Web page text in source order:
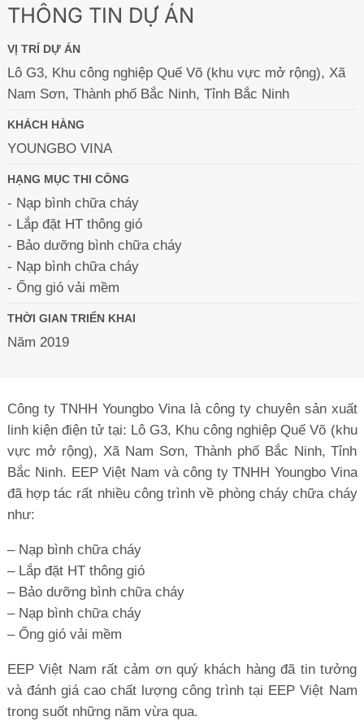
THÔNG TIN DỰ ÁN
VỊ TRÍ DỰ ÁN
Lô G3, Khu công nghiệp Quế Võ (khu vực mở rộng), Xã
Nam Sơn, Thành phố Bắc Ninh, Tỉnh Bắc Ninh
KHÁCH HÀNG
YOUNGBO VINA
HẠNG MỤC THI CÔNG
- Nạp bình chữa cháy
- Lắp đặt HT thông gió
- Bảo dưỡng bình chữa cháy
- Nạp bình chữa cháy
- Ống gió vải mềm
THỜI GIAN TRIỂN KHAI
Năm 2019
Công ty TNHH Youngbo Vina là công ty chuyên sản xuất
linh kiện điện tử tại: Lô G3, Khu công nghiệp Quế Võ (khu
vực mở rộng), Xã Nam Sơn, Thành phố Bắc Ninh, Tỉnh
Bắc Ninh. EEP Việt Nam và công ty TNHH Youngbo Vina
đã hợp tác rất nhiều công trình về phòng cháy chữa cháy
như:
– Nạp bình chữa cháy
– Lắp đặt HT thông gió
– Bảo dưỡng bình chữa cháy
– Nạp bình chữa cháy
– Ống gió vải mềm
EEP Việt Nam rất cảm ơn quý khách hàng đã tin tưởng
và đánh giá cao chất lượng công trình tại EEP Việt Nam
trong suốt những năm vừa qua.